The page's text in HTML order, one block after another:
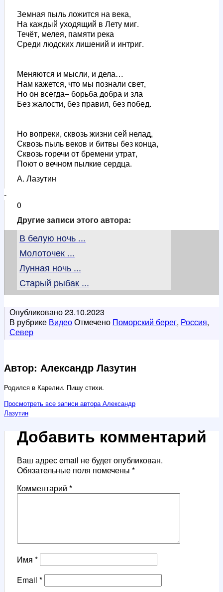
Земная пыль ложится на века,
На каждый уходящий в Лету миг.
Течёт, мелея, памяти река
Среди людских лишений и интриг.
Меняются и мысли, и дела…
Нам кажется, что мы познали свет,
Но он всегда– борьба добра и зла
Без жалости, без правил, без побед.
Но вопреки, сквозь жизни сей нелад,
Сквозь пыль веков и битвы без конца,
Сквозь горечи от бремени утрат,
Поют о вечном пылкие сердца.
А. Лазутин
-
0
Другие записи этого автора:
В белую ночь ...
Молоточек ...
Лунная ночь ...
Старый рыбак ...
Опубликовано23.10.2023
В рубрике ВидеоОтмечено Поморский берег, Россия,
Север
Автор: Александр Лазутин
Родился в Карелии. Пишу стихи.
Просмотреть все записи автора Александр
Лазутин
Добавить комментарий
Ваш адрес email не будет опубликован.
Обязательные поля помечены *
Комментарий *
Имя *
Email *